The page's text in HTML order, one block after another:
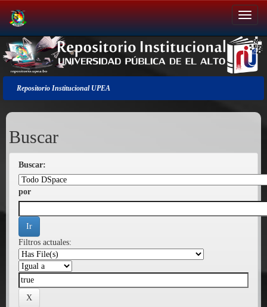
Salir
de
la
navegación
Repositorio Institucional UPEA
Buscar
Buscar:
por
Filtros actuales: